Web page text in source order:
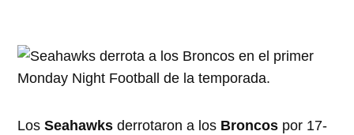
LosSeahawks derrotaron a los Broncos por 17-